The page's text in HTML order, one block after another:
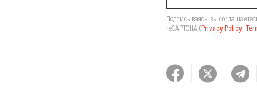
Подписываясь, вы
reCAPTCHA (Privacy Policy,